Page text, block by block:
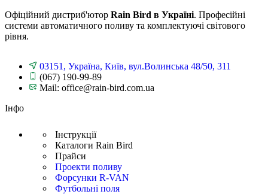
Офіційний дистриб'ютор Rain Bird в Україні. Професійні
системи автоматичного поливу та комплектуючі світового
рівня.
03151, Україна, Київ, вул.Волинська 48/50, 311
(067) 190-99-89
Mail: office@rain-bird.com.ua
Інфо
Інструкції
Каталоги Rain Bird
Прайси
Проекти поливу
Форсунки R-VAN
Футбольні поля